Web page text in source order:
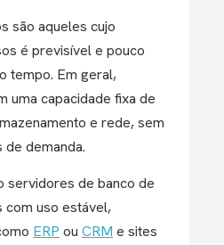
são aqueles cujo
é previsível e pouco
tempo. Em geral,
uma capacidade fixa de
e rede, sem
demanda.
servidores de banco de
com uso estável,
ERP ou CRM e sites